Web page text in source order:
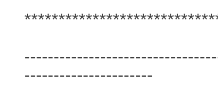
----------------------